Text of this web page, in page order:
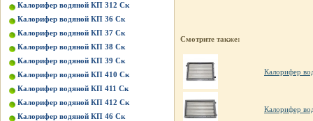
Калорифер водяной КП 312 Ск
Калорифер водяной КП 36 Ск
Калорифер водяной КП 37 Ск
Калорифер водяной КП 38 Ск
Калорифер водяной КП 39 Ск
Калорифер водяной КП 410 Ск
Калорифер водяной КП 411 Ск
Калорифер водяной КП 412 Ск
Калорифер водяной КП 46 Ск
Смотрите также:
Калорифер
Калорифер